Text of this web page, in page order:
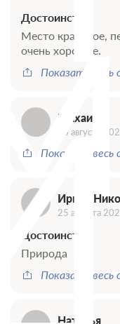
Достоинства
Место красивое,
очень хорошее.
Показать весь
Михаил
26 августа
Показать весь
Ирина
25 августа
Достоинства
Природа
Показать весь
Наталья